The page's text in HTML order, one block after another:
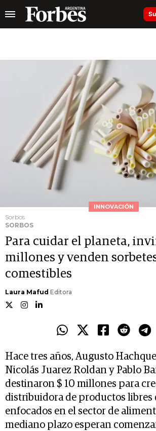
INNOVACIÓN
Sorbos
SORBOS
Para cuidar el planeta,
millones y venden
comestibles
Laura Mafud Editora
Hace tres años, Augusto
Nicolás Juarez Roldan y Pablo
destinaron $ 10 millones para
distribuidora de productos libres
enfocados en el sector de
mediano plazo esperan